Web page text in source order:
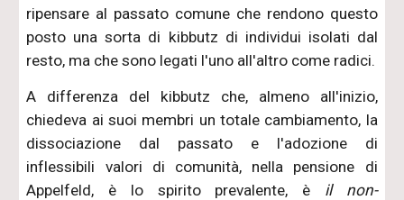
ripensare al passato comune che rendono questo
posto una sorta di kibbutz di individui isolati dal
resto, ma che sono legati l'uno all'altro come radici.
A differenza del kibbutz che, almeno all'inizio,
chiedeva ai suoi membri un totale cambiamento, la
dissociazione dal passato e l'adozione di
inflessibili valori di comunità, nella pensione di
Appelfeld, è lo spirito prevalente, è il non-